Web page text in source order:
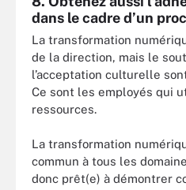
dans le cadre d’un
La transformation
de la direction, mais le
l’acceptation culturelle
Ce sont les employés qui
ressources.
La transformation
commun à tous les
donc prêt(e) à démontrer